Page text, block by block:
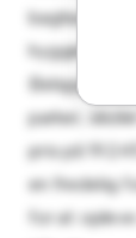
baghave er
hyggelige
Beliggende
parker,
pris på
en fredelig
for at